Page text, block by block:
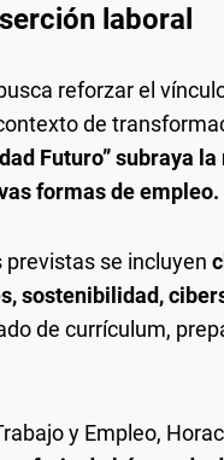
laboral
reforzar el
de
Futuro” subraya
formas de empleo.
se incluyen
sostenibilidad,
de currículum,
y Empleo,